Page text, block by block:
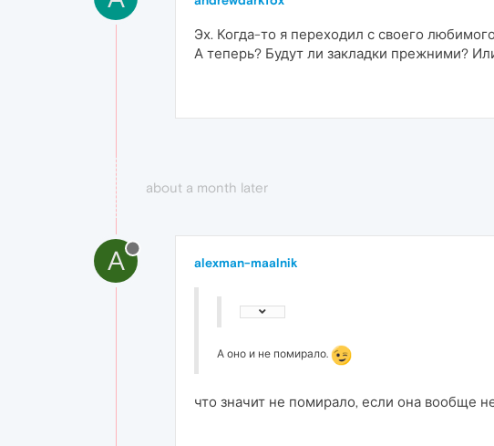
Эх. Когда-то я переходил с своего
А теперь? Будут ли закладки прежними?
about a month later
A alexman-maalnik
А оно и не помирало.
что значит не помирало, если она вообще